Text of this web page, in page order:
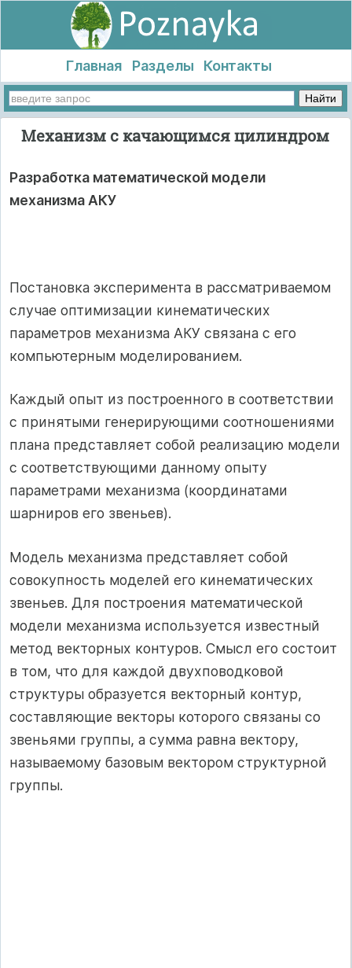
Главная Разделы Контакты
Механизм с качающимся цилиндром
Разработка математической модели
механизма АКУ
Постановка эксперимента в рассматриваемом
случае оптимизации кинематических
параметров механизма АКУ связана с его
компьютерным моделированием.
Каждый опыт из построенного в соответствии
с принятыми генерирующими соотношениями
плана представляет собой реализацию модели
с соответствующими данному опыту
параметрами механизма (координатами
шарниров его звеньев).
Модель механизма представляет собой
совокупность моделей его кинематических
звеньев. Для построения математической
модели механизма используется известный
метод векторных контуров. Смысл его состоит
в том, что для каждой двухповодковой
структуры образуется векторный контур,
составляющие векторы которого связаны со
звеньями группы, а сумма равна вектору,
называемому базовым вектором структурной
группы.